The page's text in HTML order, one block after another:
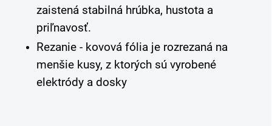
zaistená stabilná hrúbka, hustota a
priľnavosť.
Rezanie - kovová fólia je rozrezaná na
menšie kusy, z ktorých sú vyrobené
elektródy a dosky